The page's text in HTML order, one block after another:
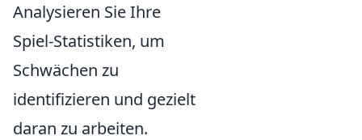
Analysieren Sie Ihre
Spiel-Statistiken, um
Schwächen zu
identifizieren und gezielt
daran zu arbeiten.